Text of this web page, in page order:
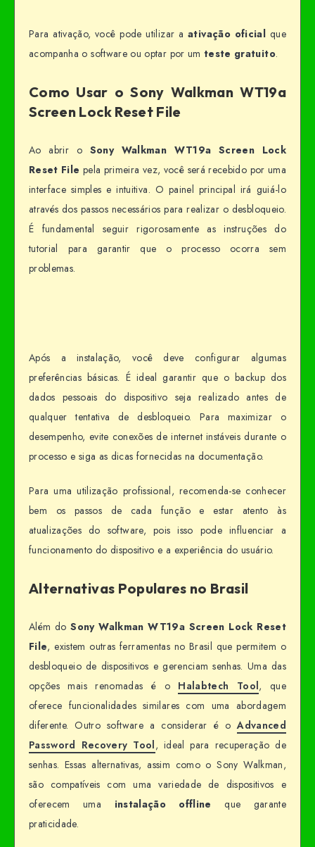
Para ativação, você pode utilizar aativação oficial que
acompanha o software ou optar por um teste gratuito.
Como Usar o Sony Walkman WT19a
Screen Lock Reset File
Ao abrir o Sony Walkman WT19a Screen Lock
Reset File pela primeira vez, você será recebido por uma
interface simples e intuitiva. O painel principal irá guiá-lo
através dos passos necessários para realizar o desbloqueio.
É fundamental seguir rigorosamente as instruções do
tutorial para garantir que o processo ocorra sem
problemas.
Após a instalação, você deve configurar algumas
preferências básicas. É ideal garantir que o backup dos
dados pessoais do dispositivo seja realizado antes de
qualquer tentativa de desbloqueio. Para maximizar o
desempenho, evite conexões de internet instáveis durante o
processo e siga as dicas fornecidas na documentação.
Para uma utilização profissional, recomenda-se conhecer
bem os passos de cada função e estar atento às
atualizações do software, pois isso pode influenciar a
funcionamento do dispositivo e a experiência do usuário.
Alternativas Populares no Brasil
Além doSony Walkman WT19a Screen Lock Reset
File, existem outras ferramentas no Brasil que permitem o
desbloqueio de dispositivos e gerenciam senhas. Uma das
opções mais renomadas é o Halabtech Tool, que
oferece funcionalidades similares com uma abordagem
diferente. Outro software a considerar é oAdvanced
Password Recovery Tool, ideal para recuperação de
senhas. Essas alternativas, assim como o Sony Walkman,
são compatíveis com uma variedade de dispositivos e
oferecem uma instalação offline que garante
praticidade.